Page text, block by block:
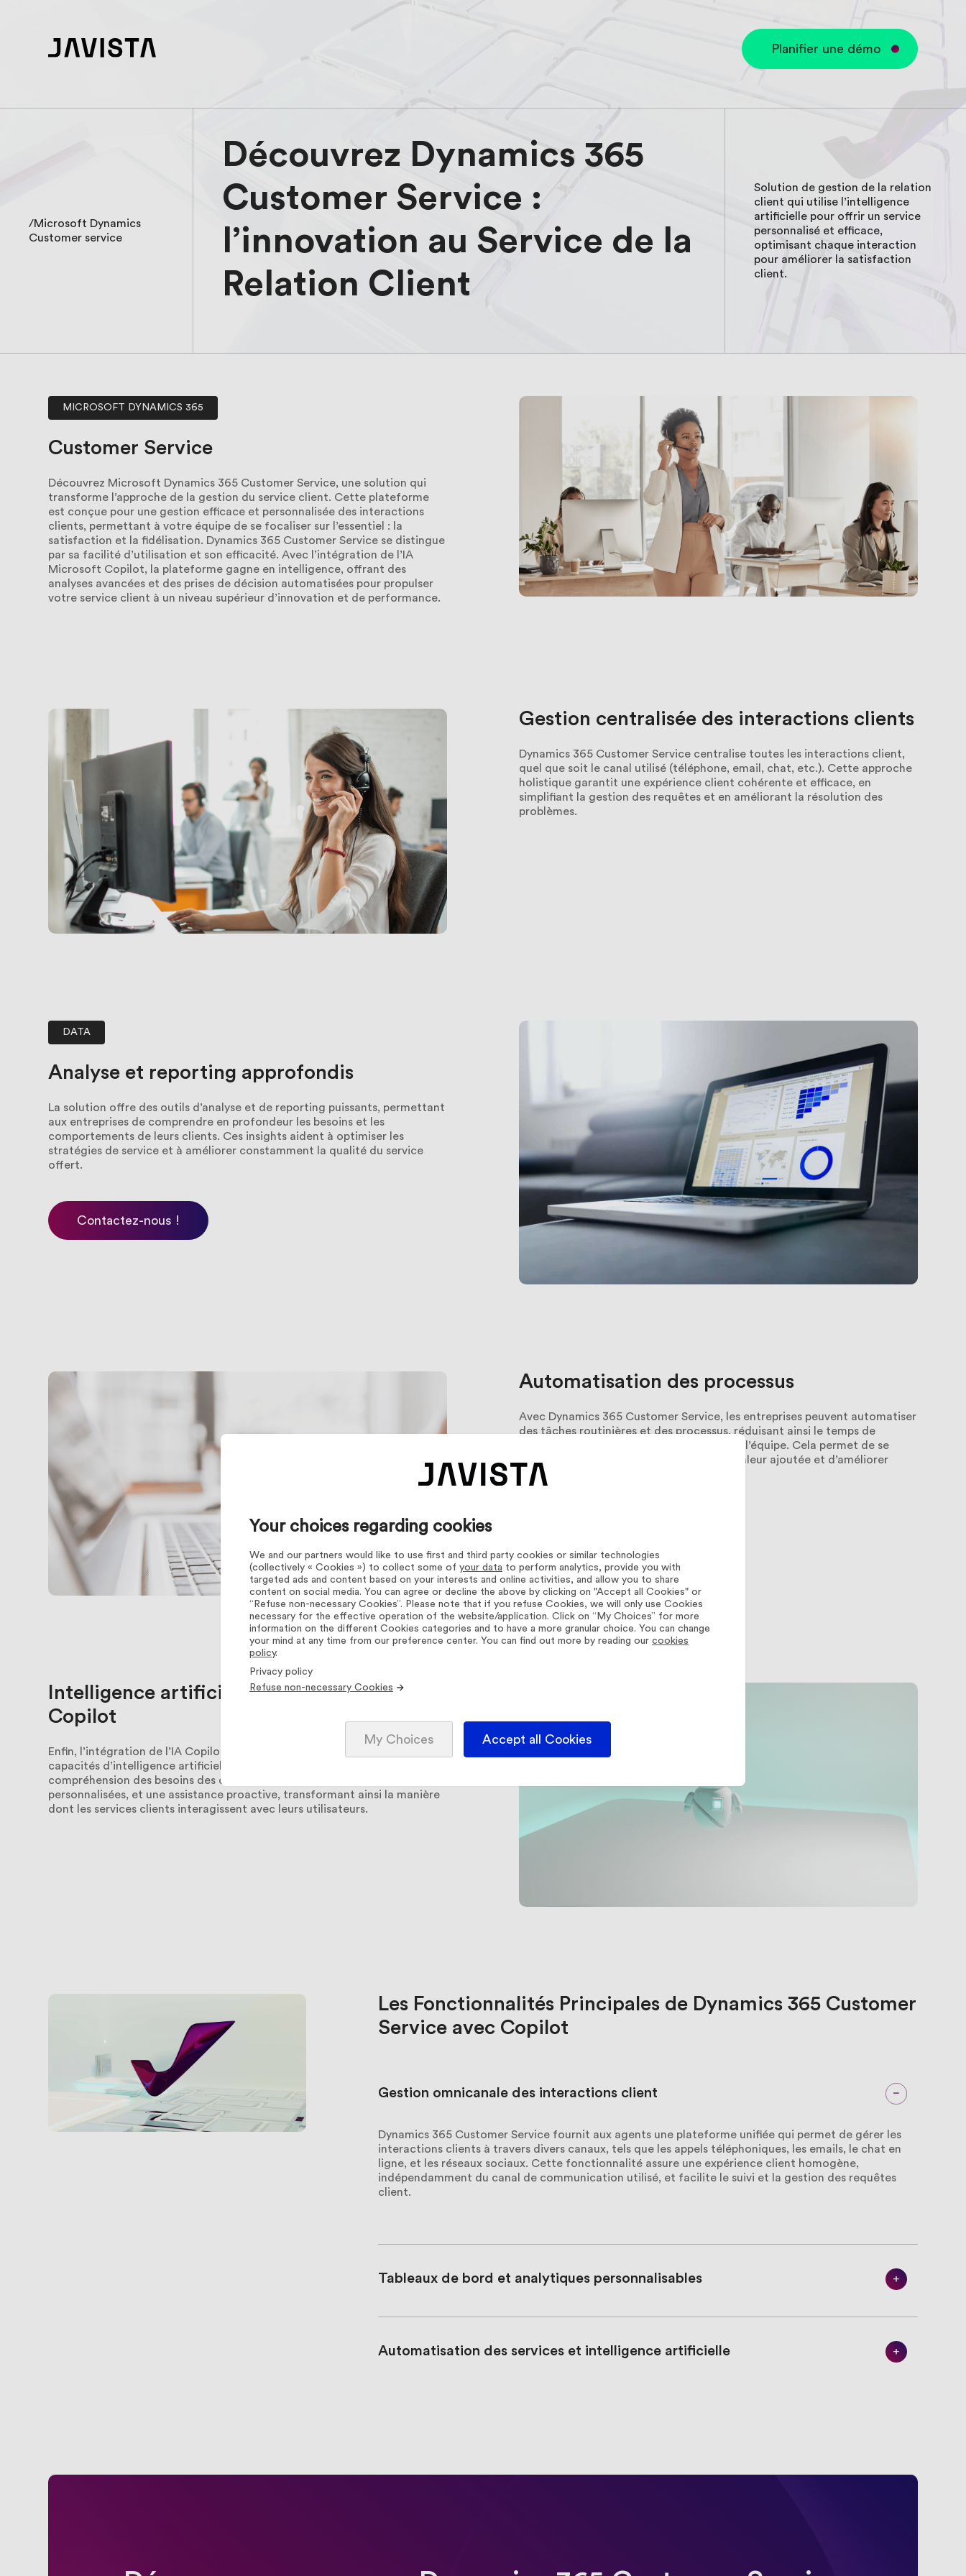
Planifier une démo
/Microsoft Dynamics
Customer service
Découvrez Dynamics 365
Customer Service :
l’innovation au Service de la
Relation Client
Solution de gestion de la relation
client qui utilise l’intelligence
artificielle pour offrir un service
personnalisé et efficace,
optimisant chaque interaction
pour améliorer la satisfaction
client.
MICROSOFT DYNAMICS 365
Customer Service
Découvrez Microsoft Dynamics 365 Customer Service, une solution qui
transforme l’approche de la gestion du service client. Cette plateforme
est conçue pour une gestion efficace et personnalisée des interactions
clients, permettant à votre équipe de se focaliser sur l’essentiel : la
satisfaction et la fidélisation. Dynamics 365 Customer Service se distingue
par sa facilité d’utilisation et son efficacité. Avec l’intégration de l’IA
Microsoft Copilot, la plateforme gagne en intelligence, offrant des
analyses avancées et des prises de décision automatisées pour propulser
votre service client à un niveau supérieur d’innovation et de performance.
Gestion centralisée des interactions clients
Dynamics 365 Customer Service centralise toutes les interactions client,
quel que soit le canal utilisé (téléphone, email, chat, etc.). Cette approche
holistique garantit une expérience client cohérente et efficace, en
simplifiant la gestion des requêtes et en améliorant la résolution des
problèmes.
DATA
Analyse et reporting approfondis
La solution offre des outils d’analyse et de reporting puissants, permettant
aux entreprises de comprendre en profondeur les besoins et les
comportements de leurs clients. Ces insights aident à optimiser les
stratégies de service et à améliorer constamment la qualité du service
offert.
Contactez-nous !
Automatisation des processus
Avec Dynamics 365 Customer Service, les entreprises peuvent automatiser
des tâches routinières et des processus, réduisant ainsi le temps de
réponse et augmentant la productivité de l’équipe. Cela permet de se
concentrer sur des tâches à plus grande valeur ajoutée et d’améliorer
l’expérience client globale.
Intelligence artificielle et l’IA Microsoft
Copilot
Enfin, l’intégration de l’IA Copilot enrichit la plateforme avec des
capacités d’intelligence artificielle. Cela se traduit par une meilleure
compréhension des besoins des clients, des recommandations
personnalisées, et une assistance proactive, transformant ainsi la manière
dont les services clients interagissent avec leurs utilisateurs.
Les Fonctionnalités Principales de Dynamics 365 Customer
Service avec Copilot
Gestion omnicanale des interactions client
Dynamics 365 Customer Service fournit aux agents une plateforme unifiée qui permet de gérer les
interactions clients à travers divers canaux, tels que les appels téléphoniques, les emails, le chat en
ligne, et les réseaux sociaux. Cette fonctionnalité assure une expérience client homogène,
indépendamment du canal de communication utilisé, et facilite le suivi et la gestion des requêtes
client.
Tableaux de bord et analytiques personnalisables
Automatisation des services et intelligence artificielle
Your choices regarding cookies
We and our partners would like to use first and third party cookies or similar technologies
(collectively « Cookies ») to collect some of your data to perform analytics, provide you with
targeted ads and content based on your interests and online activities, and allow you to share
content on social media. You can agree or decline the above by clicking on "Accept all Cookies" or
“Refuse non-necessary Cookies”. Please note that if you refuse Cookies, we will only use Cookies
necessary for the effective operation of the website/application. Click on “My Choices” for more
information on the different Cookies categories and to have a more granular choice. You can change
your mind at any time from our preference center. You can find out more by reading our cookies
policy.
Privacy policy
Refuse non-necessary Cookies
Accept all Cookies
My Choices